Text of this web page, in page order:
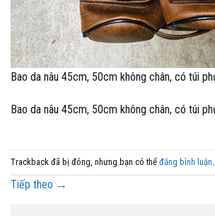
Bao da nâu 45cm, 50cm không chân, có túi
Bao da nâu 45cm, 50cm không chân, có túi
Trackback đã bị đóng, nhưng bạn có thể đăng bình luận
Tiếp theo →